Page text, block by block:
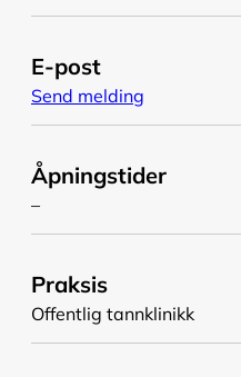
Åpningstider
–
Praksis
Offentlig tannklinikk
E-post
Send melding